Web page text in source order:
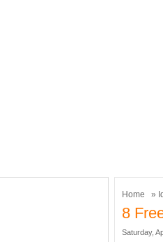
Home »
8
Saturday,